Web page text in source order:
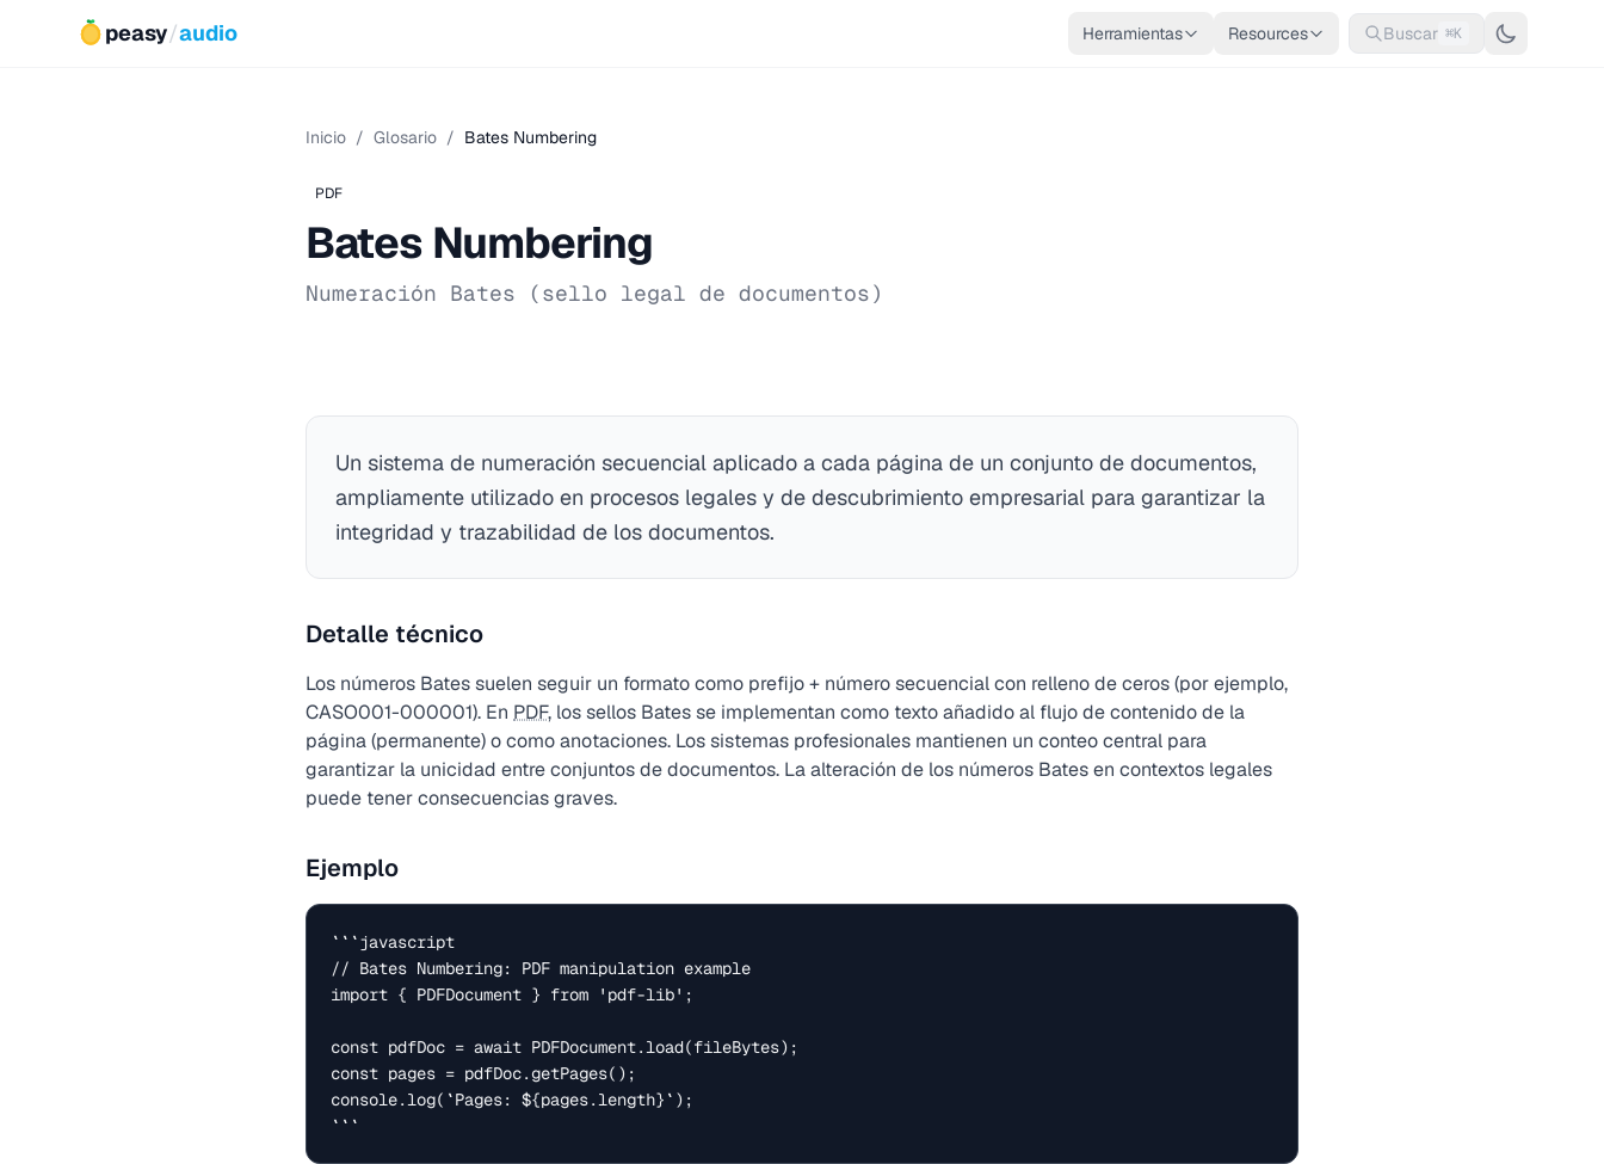
peasy/audio Herramientas Resources Buscar ⌘K
Inicio / Glosario / Bates Numbering
PDF
Bates Numbering
Numeración Bates (sello legal de documentos)
Un sistema de numeración secuencial aplicado a cada página de un conjunto de documentos,
ampliamente utilizado en procesos legales y de descubrimiento empresarial para garantizar la
integridad y trazabilidad de los documentos.
Detalle técnico
Los números Bates suelen seguir un formato como prefijo + número secuencial con relleno de ceros (por ejemplo,
CASO001-000001). En PDF, los sellos Bates se implementan como texto añadido al flujo de contenido de la
página (permanente) o como anotaciones. Los sistemas profesionales mantienen un conteo central para
garantizar la unicidad entre conjuntos de documentos. La alteración de los números Bates en contextos legales
puede tener consecuencias graves.
Ejemplo
```javascript
// Bates Numbering: PDF manipulation example
import { PDFDocument } from 'pdf-lib';
const pdfDoc = await PDFDocument.load(fileBytes);
const pages = pdfDoc.getPages();
console.log(`Pages: ${pages.length}`);
```